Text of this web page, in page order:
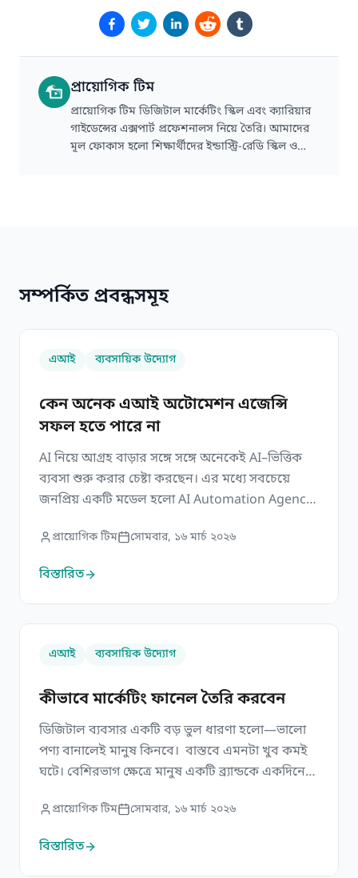
প্রায়োগিক টিম
প্রায়োগিক টিম ডিজিটাল মার্কেটিং স্কিল এবং ক্যারিয়ার
গাইডেন্সের এক্সপার্ট প্রফেশনালস নিয়ে তৈরি। আমাদের
মূল ফোকাস হলো শিক্ষার্থীদের ইন্ডাস্ট্রি-রেডি স্কিল ও
সম্পর্কিত প্রবন্ধসমূহ
এআই ব্যবসায়িক উদ্যোগ
কেন অনেক এআই অটোমেশন এজেন্সি
সফল হতে পারে না
AI নিয়ে আগ্রহ বাড়ার সঙ্গে সঙ্গে অনেকেই AI–ভিত্তিক
ব্যবসা শুরু করার চেষ্টা করছেন। এর মধ্যে সবচেয়ে
জনপ্রিয় একটি মডেল হলো AI Automation Agency।
কাজ স্বয়ংক্রিয় করার (automation) সমাধান তৈরি
করা হয়। উদাহরণ হিসেবে বলা যায়— শুনতে আকর্ষণীয়
মনে হলেও বাস্তবে অনেক AI automation agency
টেকসইভাবে সফল […]
প্রায়োগিক টিম সোমবার, ১৬ মার্চ ২০২৬
বিস্তারিত
এআই ব্যবসায়িক উদ্যোগ
কীভাবে মার্কেটিং ফানেল তৈরি করবেন
ডিজিটাল ব্যবসার একটি বড় ভুল ধারণা হলো—ভালো
পণ্য বানালেই মানুষ কিনবে। বাস্তবে এমনটা খুব কমই
ঘটে। বেশিরভাগ ক্ষেত্রে মানুষ একটি ব্র্যান্ডকে একদিনে
প্রথমবার ওয়েবসাইটে এসেই সিদ্ধান্ত নেয় না। তারা
আগে সমস্যা বুঝতে চায়, তারপর সমাধান খোঁজে, বিকল্প
দেখে, তুলনা করে, বিশ্বাস তৈরি করে, তারপর কেনে।
প্রায়োগিক টিম সোমবার, ১৬ মার্চ ২০২৬
বিস্তারিত